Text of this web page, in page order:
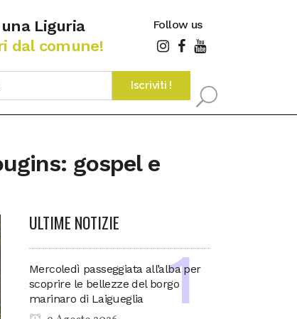
una Liguria
dal comune!
Follow us
gospel e
ULTIME NOTIZIE
Mercoledì passeggiata all’alba per
scoprire le bellezze del borgo
marinaro di Laigueglia